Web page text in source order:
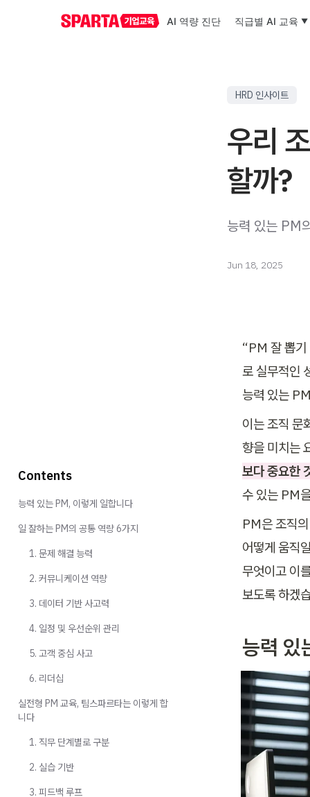
AI 역량 진단 직급별 AI 교육
HRD 인사이트
우리
할까?
능력 있는 PM
Jun 18, 2025
“PM 잘 뽑기
로 실무적인
능력 있는
이는 조직 문
향을 미치는
보다 중요한
수 있는 PM
PM은 조직
어떻게 움직
무엇이고 이
보도록 하겠
능력 있
Contents
능력 있는 PM, 이렇게 일합니다
일 잘하는 PM의 공통 역량 6가지
1. 문제 해결 능력
2. 커뮤니케이션 역량
3. 데이터 기반 사고력
4. 일정 및 우선순위 관리
5. 고객 중심 사고
6. 리더십
실전형 PM 교육, 팀스파르타는 이렇게 합
니다
1. 직무 단계별로 구분
2. 실습 기반
3. 피드백 루프